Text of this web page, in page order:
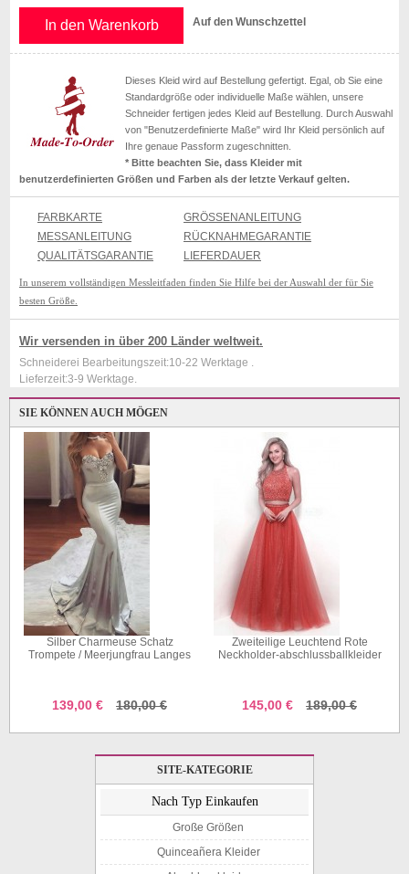
In den Warenkorb Auf den Wunschzettel
Dieses Kleid wird auf Bestellung gefertigt. Egal, ob Sie eine
Standardgröße oder individuelle Maße wählen, unsere
Schneider fertigen jedes Kleid auf Bestellung. Durch Auswahl
von "Benutzerdefinierte Maße" wird Ihr Kleid persönlich auf
Ihre genaue Passform zugeschnitten.
* Bitte beachten Sie, dass Kleider mit
benutzerdefinierten Größen und Farben als der letzte Verkauf gelten.
FARBKARTE
GRÖSSENANLEITUNG
MESSANLEITUNG
RÜCKNAHMEGARANTIE
QUALITÄTSGARANTIE
LIEFERDAUER
In unserem vollständigen Messleitfaden finden Sie Hilfe bei der Auswahl der für Sie
besten Größe.
Wir versenden in über 200 Länder weltweit.
Schneiderei Bearbeitungszeit:10-22 Werktage .
Lieferzeit:3-9 Werktage.
SIE KÖNNEN AUCH MÖGEN
Silber Charmeuse Schatz
Trompete / Meerjungfrau Langes
139,00 € 180,00 €
Zweiteilige Leuchtend Rote
Neckholder-abschlussballkleider
145,00 € 189,00 €
SITE-KATEGORIE
Nach Typ Einkaufen
Große Größen
Quinceañera Kleider